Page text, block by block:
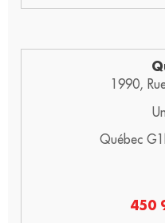
1990,
Québec
450